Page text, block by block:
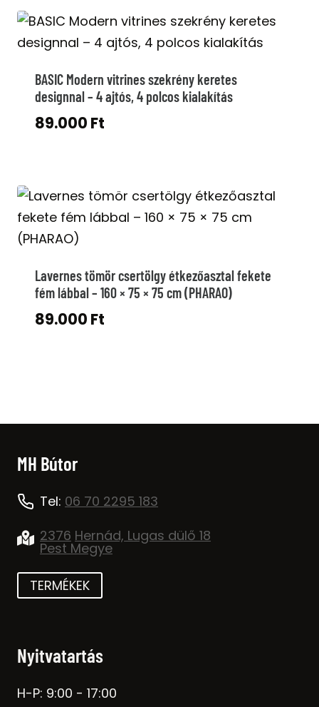
BASIC Modern vitrines szekrény keretes
designnal – 4 ajtós, 4 polcos kialakítás
89.000 Ft
Lavernes tömör csertölgy étkezőasztal fekete
fém lábbal – 160 × 75 × 75 cm (PHARAO)
89.000 Ft
MH Bútor
Tel: 06 70 2295 183
2376 Hernád, Lugas dülő 18
Pest Megye
TERMÉKEK
Nyitvatartás
H-P: 9:00 - 17:00